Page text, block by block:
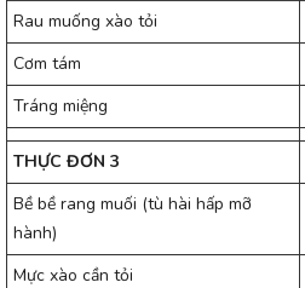
Rau muống xào tỏi
Cơm tám
Tráng miệng
THỰC ĐƠN 3
Bề bề rang muối (tù hài hấp mỡ
hành)
Mực xào cần tỏi